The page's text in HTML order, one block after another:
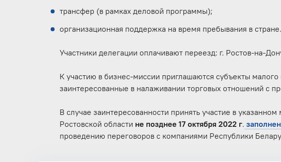
трансфер (в рамках деловой программы);
организационная поддержка на время пребывания в стране.
Участники делегации оплачивают переезд: г. Ростов-на-
К участию в бизнес-миссии приглашаются субъекты
заинтересованные в налаживании торговых отношений с
В случае заинтересованности принять участие в
Ростовской области не позднее 17 октября 2022 г.
проведению переговоров с компаниями Республики